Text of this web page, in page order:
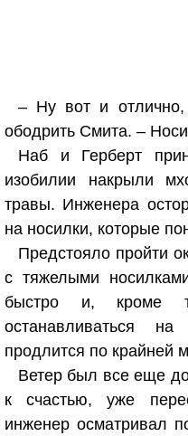
– Ну вот и
ободрить Смита. –
Наб и Герберт
изобилии накрыли
травы. Инженера
на носилки, которые
Предстояло пройти
с тяжелыми
быстро и, кроме
останавливаться
продлится по крайней
Ветер был все еще
к счастью, уже
инженер осматривал